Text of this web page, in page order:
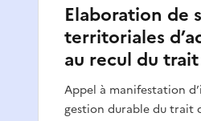
Elaboration de
territoriales
au recul du
Appel à manifestation
gestion durable du trait